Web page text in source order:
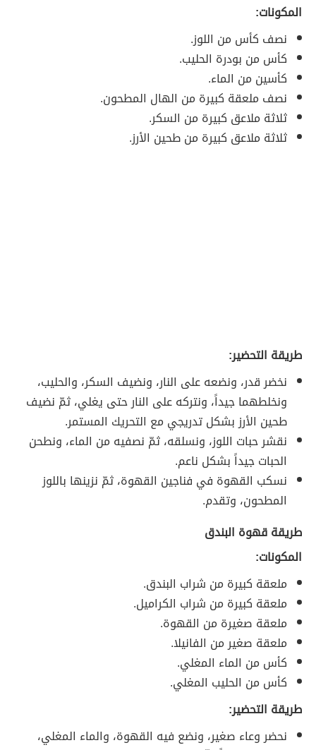
المكونات:
نصف كأس من اللوز.
كأس من بودرة الحليب.
كأسين من الماء.
نصف ملعقة كبيرة من الهال المطحون.
ثلاثة ملاعق كبيرة من السكر.
ثلاثة ملاعق كبيرة من طحين الأرز.
طريقة التحضير:
نخضر قدر، ونضعه على النار، ونضيف السكر، والحليب،
ونخلطهما جيداً، ونتركه على النار حتى يغلي، ثمّ نضيف
طحين الأرز بشكل تدريجي مع التحريك المستمر.
نقشر حبات اللوز، ونسلقه، ثمّ نصفيه من الماء، ونطحن
الحبات جيداً بشكل ناعم.
نسكب القهوة في فناجين القهوة، ثمّ نزينها باللوز
المطحون، وتقدم.
طريقة قهوة البندق
المكونات:
ملعقة كبيرة من شراب البندق.
ملعقة كبيرة من شراب الكراميل.
ملعقة صغيرة من القهوة.
ملعقة صغير من الفانيلا.
كأس من الماء المغلي.
كأس من الحليب المغلي.
طريقة التحضير:
نحضر وعاء صغير، ونضع فيه القهوة، والماء المغلي،